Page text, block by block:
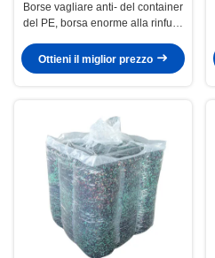
Borse vagliare anti- del container
del PE, borsa enorme alla rinfusa
4 mil
Ottieni il miglior prezzo